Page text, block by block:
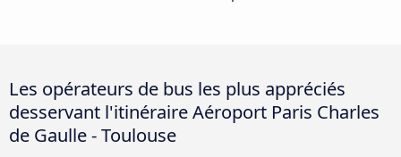
Les opérateurs de bus les plus appréciés
desservant l'itinéraire Aéroport Paris Charles
de Gaulle - Toulouse